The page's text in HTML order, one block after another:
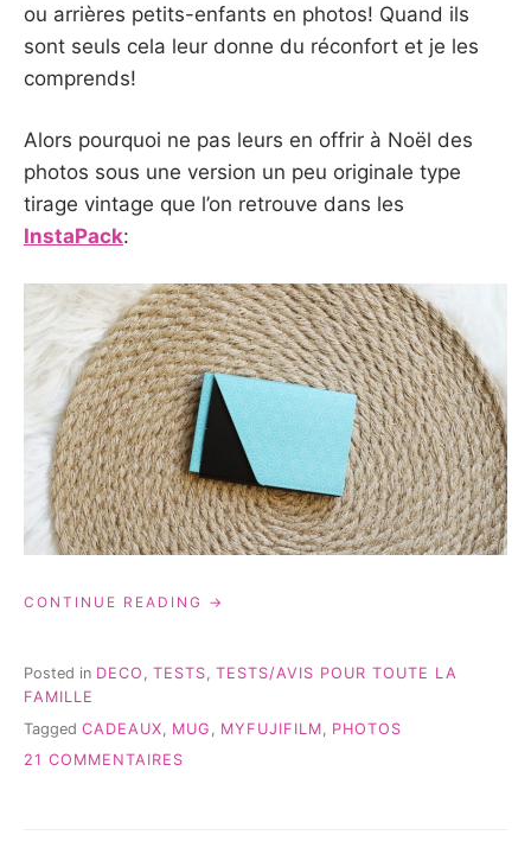
ou arrières petits-enfants en photos! Quand ils
sont seuls cela leur donne du réconfort et je les
comprends!
Alors pourquoi ne pas leurs en offrir à Noël des
photos sous une version un peu originale type
tirage vintage que l’on retrouve dans les
InstaPack:
CONTINUE READING « DES
MYFUJIFILM
Posted in DECO , TESTS, TESTS/AVIS POUR TOUTE LA
FAMILLE
Tagged CADEAUX MUG MYFUJIFILM
PHOTOS
21 COMMENTAIRES